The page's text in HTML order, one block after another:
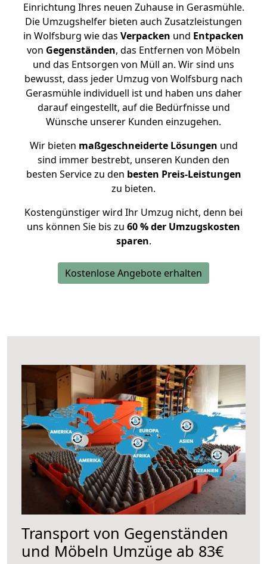
Einrichtung Ihres neuen Zuhause in Gerasmühle.
Die Umzugshelfer bieten auch Zusatzleistungen
in Wolfsburg wie das Verpacken und Entpacken
von Gegenständen, das Entfernen von Möbeln
und das Entsorgen von Müll an. Wir sind uns
bewusst, dass jeder Umzug von Wolfsburg nach
Gerasmühle individuell ist und haben uns daher
darauf eingestellt, auf die Bedürfnisse und
Wünsche unserer Kunden einzugehen.
Wir bieten maßgeschneiderte Lösungen und
sind immer bestrebt, unseren Kunden den
besten Service zu den besten Preis-Leistungen
zu bieten.
Kostengünstiger wird Ihr Umzug nicht, denn bei
uns können Sie bis zu 60 % der Umzugskosten
sparen.
Kostenlose Angebote erhalten
Transport von Gegenständen
und Möbeln Umzüge ab 83€